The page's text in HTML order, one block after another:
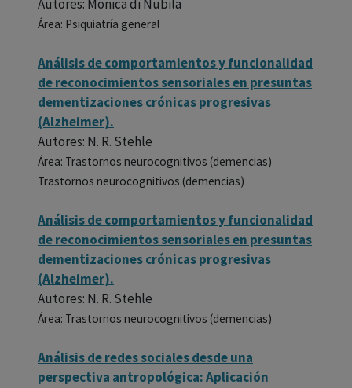
Autores: Mónica di Nubila
Área: Psiquiatría general
Análisis de comportamientos y funcionalidad
de reconocimientos sensoriales en presuntas
dementizaciones crónicas progresivas
(Alzheimer).
Autores: N. R. Stehle
Área: Trastornos neurocognitivos (demencias)
Trastornos neurocognitivos (demencias)
Análisis de comportamientos y funcionalidad
de reconocimientos sensoriales en presuntas
dementizaciones crónicas progresivas
(Alzheimer).
Autores: N. R. Stehle
Área: Trastornos neurocognitivos (demencias)
Análisis de redes sociales desde una
perspectiva antropológica: Aplicación